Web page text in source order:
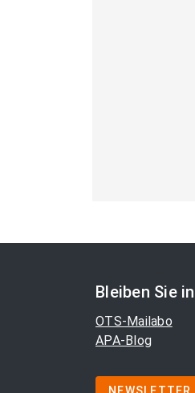
Bleiben Sie
OTS-Mailabo
APA-Blog